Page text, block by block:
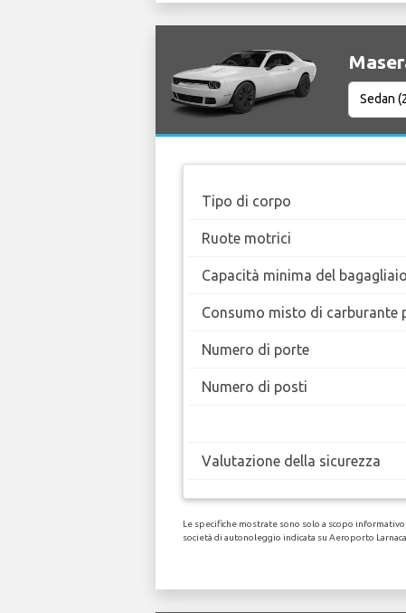
Tipo di corpo
Ruote motrici
Capacità minima del bagagliaio
Consumo misto di carburante
Numero di porte
Numero di posti
Valutazione della sicurezza
Le specifiche mostrate sono solo a scopo
società di autonoleggio indicata su Aeroporto